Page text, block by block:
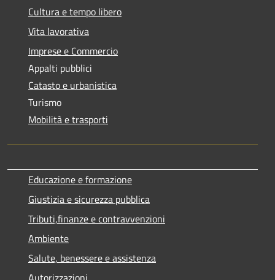
Cultura e tempo libero
Vita lavorativa
Imprese e Commercio
Appalti pubblici
Catasto e urbanistica
Turismo
Mobilità e trasporti
Educazione e formazione
Giustizia e sicurezza pubblica
Tributi,finanze e contravvenzioni
Ambiente
Salute, benessere e assistenza